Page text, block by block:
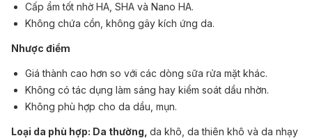
Cấp ẩm tốt nhờ HA, SHA và Nano HA.
Không chứa cồn, không gây kích ứng da.
Nhược điểm
Giá thành cao hơn so với các dòng sữa rửa mặt khác.
Không có tác dụng làm sáng hay kiểm soát dầu nhờn.
Không phù hợp cho da dầu, mụn.
Loại da phù hợp: Da thường, da khô, da thiên khô và da nhạy